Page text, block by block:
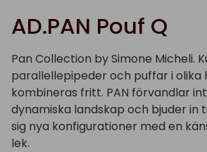
AD.PAN Pouf Q
Pan Collection by Simone Micheli.
parallellepipeder och puffar i olika
kombineras fritt. PAN förvandlar
dynamiska landskap och bjuder in
sig nya konfigurationer med en
lek.